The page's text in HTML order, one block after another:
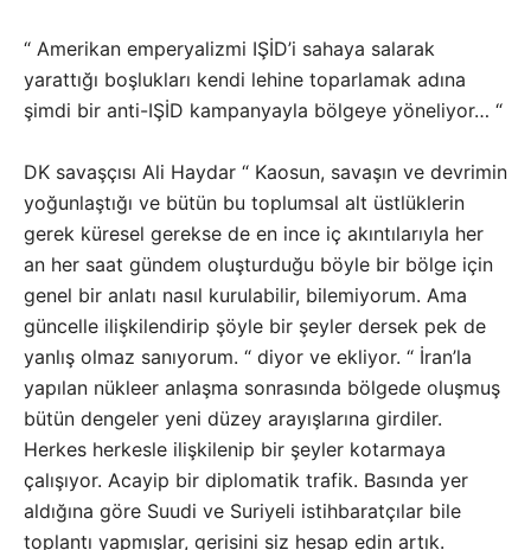
“ Amerikan emperyalizmi IŞİD’i sahaya salarak
yarattığı boşlukları kendi lehine toparlamak adına
şimdi bir anti-IŞİD kampanyayla bölgeye yöneliyor… “
DK savaşçısı Ali Haydar “ Kaosun, savaşın ve devrimin
yoğunlaştığı ve bütün bu toplumsal alt üstlüklerin
gerek küresel gerekse de en ince iç akıntılarıyla her
an her saat gündem oluşturduğu böyle bir bölge için
genel bir anlatı nasıl kurulabilir, bilemiyorum. Ama
güncelle ilişkilendirip şöyle bir şeyler dersek pek de
yanlış olmaz sanıyorum. “ diyor ve ekliyor. “ İran’la
yapılan nükleer anlaşma sonrasında bölgede oluşmuş
bütün dengeler yeni düzey arayışlarına girdiler.
Herkes herkesle ilişkilenip bir şeyler kotarmaya
çalışıyor. Acayip bir diplomatik trafik. Basında yer
aldığına göre Suudi ve Suriyeli istihbaratçılar bile
toplantı yapmışlar, gerisini siz hesap edin artık.